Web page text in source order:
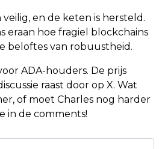
en de keten is hersteld.
eraan hoe fragiel blockchains
beloftes van robuustheid.
ADA-houders. De prijs
raast door op X. Wat
of moet Charles nog harder
in de comments!